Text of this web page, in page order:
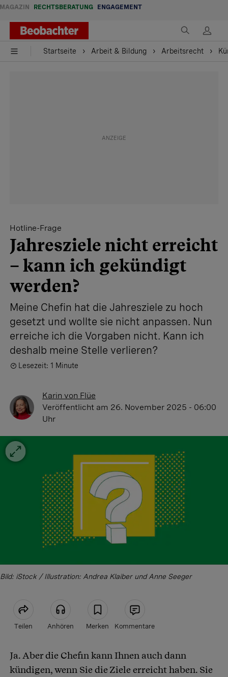
MAGAZIN RECHTSBERATUNG ENGAGEMENT
Startseite Arbeit & Bildung Arbeitsrecht
Hotline-Frage
Jahresziele nicht erreicht
– kann ich gekündigt
werden?
Meine Chefin hat die Jahresziele zu hoch
gesetzt und wollte sie nicht anpassen. Nun
erreiche ich die Vorgaben nicht. Kann ich
deshalb meine Stelle verlieren?
Lesezeit: 1 Minute
Karin von Flüe
Veröffentlicht am 26. November 2025 - 06:00
Uhr
Bild: iStock / Illustration: Andrea Klaiber und Anne Seeger
Teilen Anhören Merken Kommentare
Artikel teilen
Ja. Aber die Chefin kann Ihnen auch dann
kündigen, wenn Sie die Ziele erreicht haben. Sie